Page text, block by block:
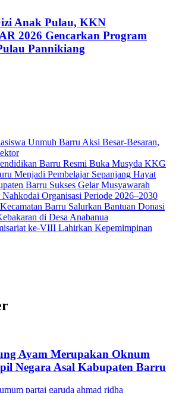
Anak Pulau, KKN
2026 Gencarkan Program
Pannikiang
Unmuh Barru Aksi Besar-Besaran,
Barru Resmi Buka Musyda KKG
Menjadi Pembelajar Sepanjang Hayat
Barru Sukses Gelar Musyawarah
Nahkodai Organisasi Periode 2026–2030
Barru Salurkan Bantuan Donasi
di Desa Anabanua
ke-VIII Lahirkan Kepemimpinan
Ayam Merupakan Oknum
Negara Asal Kabupaten Barru